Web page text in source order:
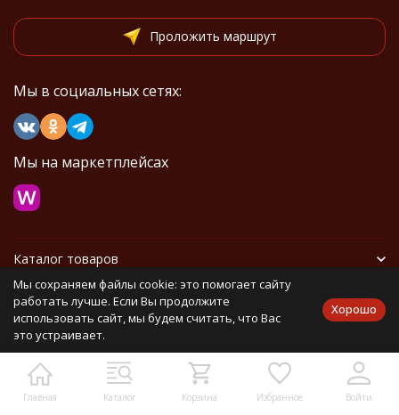
Главная Каталог Корзина Избранное Войти
Проложить маршрут
Мы в социальных сетях:
Мы на маркетплейсах
Каталог товаров
Информация
Политика персональных данных Карта сайта
Мы сохраняем файлы cookie: это помогает сайту
работать лучше. Если Вы продолжите
использовать сайт, мы будем считать, что Вас
это устраивает.
Хорошо